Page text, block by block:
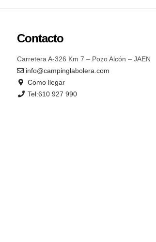
Contacto
Carretera A-326 Km 7 – Pozo Alcón – JAEN
info@campinglabolera.com
Como llegar
Tel:610 927 990